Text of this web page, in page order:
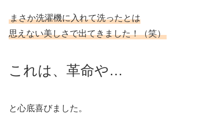
まさか洗濯機に入れて洗ったとは
思えない美しさで出てきました！（笑）
これは、革命や…
と心底喜びました。